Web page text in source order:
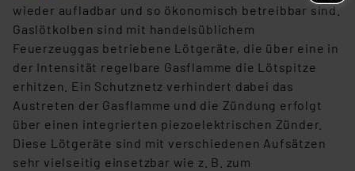
wieder aufladbar und so ökonomisch betreibbar sind.
Gaslötkolben sind mit handelsüblichem
Feuerzeuggas betriebene Lötgeräte, die über eine in
der Intensität regelbare Gasflamme die Lötspitze
erhitzen. Ein Schutznetz verhindert dabei das
Austreten der Gasflamme und die Zündung erfolgt
über einen integrierten piezoelektrischen Zünder.
Diese Lötgeräte sind mit verschiedenen Aufsätzen
sehr vielseitig einsetzbar wie z. B. zum